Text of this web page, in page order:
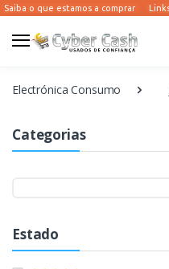
Electrónica Consumo
Categorias
Estado